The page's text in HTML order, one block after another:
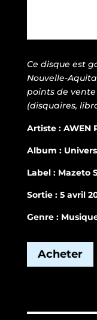
Ce disque est
Nouvelle-
points de vente
(disquaires,
Artiste : AWEN
Album :
Label : Mazeto
Sortie : 5 avril
Genre :
Acheter